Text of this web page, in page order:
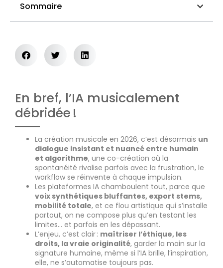
Sommaire
En bref, l’IA musicalement
débridée !
La création musicale en 2026, c’est désormais un
dialogue insistant et nuancé entre humain
et algorithme, une co-création où la
spontanéité rivalise parfois avec la frustration, le
workflow se réinvente à chaque impulsion.
Les plateformes IA chamboulent tout, parce que
voix synthétiques bluffantes, export stems,
mobilité totale, et ce flou artistique qui s’installe
partout, on ne compose plus qu’en testant les
limites… et parfois en les dépassant.
L’enjeu, c’est clair : maîtriser l’éthique, les
droits, la vraie originalité, garder la main sur la
signature humaine, même si l’IA brille, l’inspiration,
elle, ne s’automatise toujours pas.